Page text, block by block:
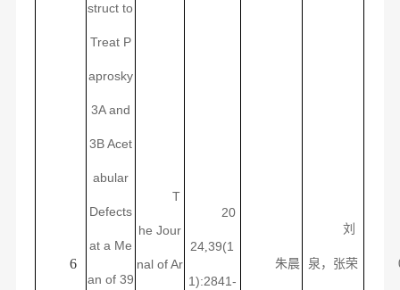
6
struct to
Treat P
aprosky
3A and
3B Acet
abular
Defects
at a Me
an of 39
T
he Jour
nal of Ar
20
24,39(1
1):2841-
朱晨
刘
泉，张荣